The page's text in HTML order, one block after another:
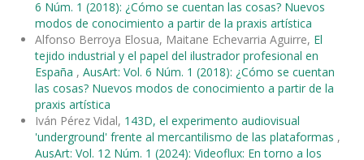
6 Núm. 1 (2018): ¿Cómo se cuentan las cosas? Nuevos
modos de conocimiento a partir de la praxis artística
Alfonso Berroya Elosua, Maitane Echevarria Aguirre, El
tejido industrial y el papel del ilustrador profesional en
España , AusArt: Vol. 6 Núm. 1 (2018): ¿Cómo se cuentan
las cosas? Nuevos modos de conocimiento a partir de la
praxis artística
Iván Pérez Vidal, 143D, el experimento audiovisual
'underground' frente al mercantilismo de las plataformas ,
AusArt: Vol. 12 Núm. 1 (2024): Videoflux: En torno a los